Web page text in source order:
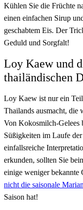
Kühlen Sie die Früchte
einen einfachen Sirup
geschabtem Eis. Der
Geduld und Sorgfalt!
Loy Kaew und
thailändischen
Loy Kaew ist nur ein
Thailands ausmacht, die
Von Kokosmilch-Gelees
Süßigkeiten im Laufe
einfallsreiche
erkunden, sollten Sie
einige weniger bekannte
nicht die saisonale
Saison hat!